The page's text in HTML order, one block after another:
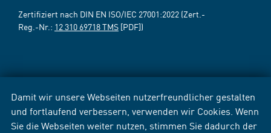
Damit wir unsere Webseiten nutzerfreundlicher gestalten
und fortlaufend verbessern, verwenden wir Cookies. Wenn
Sie die Webseiten weiter nutzen, stimmen Sie dadurch der
Zertifiziert nach DIN EN ISO/IEC 27001:2022 (Zert.-
Reg.-Nr.: 12 310 69718 TMS [PDF])